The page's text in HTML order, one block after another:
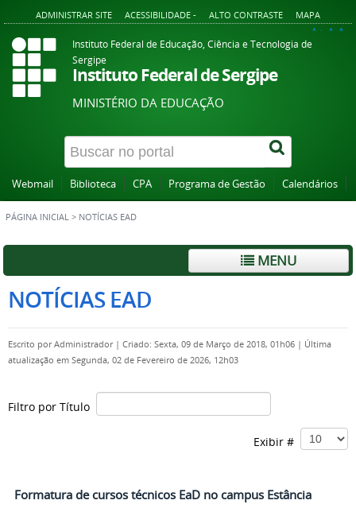
ADMINISTRAR SITE ACESSIBILIDADE - ALTO CONTRASTE MAPA
A+ A A-
Instituto Federal de Educação, Ciência e Tecnologia de
Sergipe
Instituto Federal de Sergipe
MINISTÉRIO DA EDUCAÇÃO
Webmail Biblioteca CPA Programa de Gestão Calendários
PÁGINA INICIAL > NOTÍCIAS EAD
MENU
NOTÍCIAS EAD
Escrito porAdministrador | Criado: Sexta, 09 de Março de 2018, 01h06 | Última
atualização em Segunda, 02 de Fevereiro de 2026, 12h03
Filtro por Título
Exibir #
Formatura de cursos técnicos EaD no campus Estância